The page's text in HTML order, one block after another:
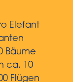
Elefant
Bäume
ca. 10
Flügen